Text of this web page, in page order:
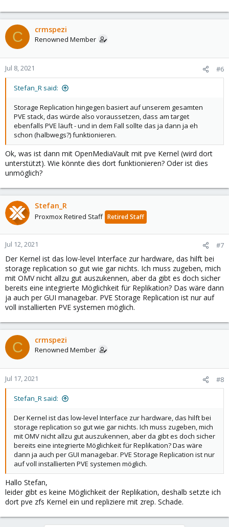
unsere GUI eingebunden, weil dort ja "irgendwas" laufen kann.
C crmspezi
Renowned Member
Jul 8, 2021 #6
Stefan_R said:
Storage Replication hingegen basiert auf unserem gesamten
PVE stack, das würde also voraussetzen, dass am target
ebenfalls PVE läuft - und in dem Fall sollte das ja dann ja eh
schon (halbwegs?) funktionieren.
Ok, was ist dann mit OpenMediaVault mit pve Kernel (wird dort
unterstützt). Wie könnte dies dort funktionieren? Oder ist dies
unmöglich?
Stefan_R
Proxmox Retired Staff Retired Staff
Jul 12, 2021 #7
Der Kernel ist das low-level Interface zur hardware, das hilft bei
storage replication so gut wie gar nichts. Ich muss zugeben, mich
mit OMV nicht allzu gut auszukennen, aber da gibt es doch sicher
bereits eine integrierte Möglichkeit für Replikation? Das wäre dann
ja auch per GUI managebar. PVE Storage Replication ist nur auf
voll installierten PVE systemen möglich.
C crmspezi
Renowned Member
Jul 17, 2021 #8
Stefan_R said:
Der Kernel ist das low-level Interface zur hardware, das hilft bei
storage replication so gut wie gar nichts. Ich muss zugeben, mich
mit OMV nicht allzu gut auszukennen, aber da gibt es doch sicher
bereits eine integrierte Möglichkeit für Replikation? Das wäre
dann ja auch per GUI managebar. PVE Storage Replication ist nur
auf voll installierten PVE systemen möglich.
Hallo Stefan,
leider gibt es keine Möglichkeit der Replikation, deshalb setzte ich
dort pve zfs Kernel ein und repliziere mit zrep. Schade.